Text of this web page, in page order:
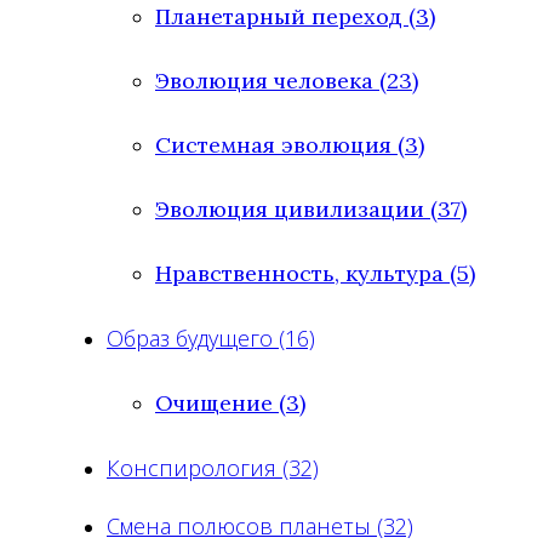
Планетарный переход (3)
Эволюция человека (23)
Системная эволюция (3)
Эволюция цивилизации (37)
Нравственность, культура (5)
Образ будущего (16)
Очищение (3)
Конспирология (32)
Смена полюсов планеты (32)